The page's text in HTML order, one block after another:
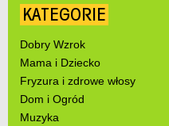
KATEGORIE
Dobry Wzrok
Mama i Dziecko
Fryzura i zdrowe włosy
Dom i Ogród
Muzyka